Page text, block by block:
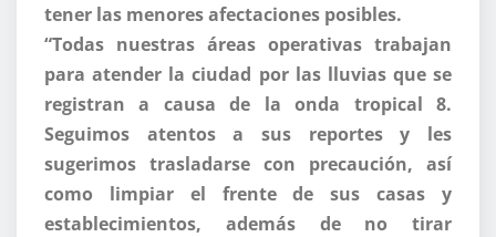
tener las menores afectaciones posibles.
“Todas nuestras áreas operativas trabajan
para atender la ciudad por las lluvias que se
registran a causa de la onda tropical 8.
Seguimos atentos a sus reportes y les
sugerimos trasladarse con precaución, así
como limpiar el frente de sus casas y
establecimientos, además de no tirar